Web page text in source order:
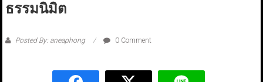
ธรรมนิมิต
Posted By: aneaphong 0 Comment